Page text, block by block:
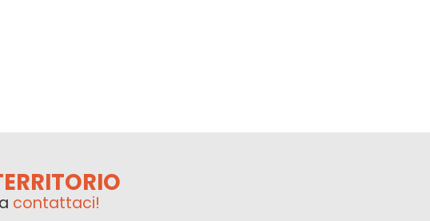
contattaci!